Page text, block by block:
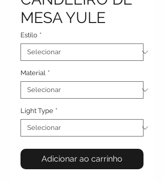
MESA YULE
Estilo *
Material *
Light Type *
Adicionar ao carrinho